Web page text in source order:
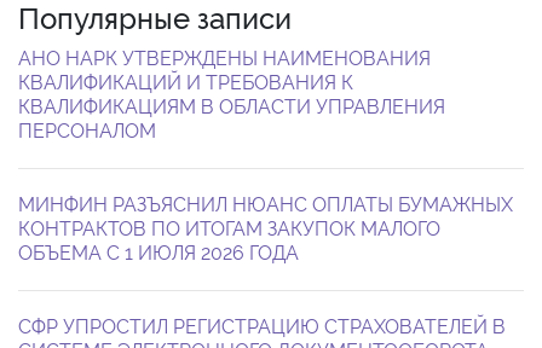
Популярные записи
АНО НАРК УТВЕРЖДЕНЫ НАИМЕНОВАНИЯ
КВАЛИФИКАЦИЙ И ТРЕБОВАНИЯ К
КВАЛИФИКАЦИЯМ В ОБЛАСТИ УПРАВЛЕНИЯ
ПЕРСОНАЛОМ
МИНФИН РАЗЪЯСНИЛ НЮАНС ОПЛАТЫ БУМАЖНЫХ
КОНТРАКТОВ ПО ИТОГАМ ЗАКУПОК МАЛОГО
ОБЪЕМА С 1 ИЮЛЯ 2026 ГОДА
СФР УПРОСТИЛ РЕГИСТРАЦИЮ СТРАХОВАТЕЛЕЙ В